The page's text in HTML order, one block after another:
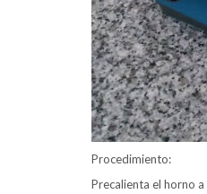
Procedimiento:
Precalienta el horno